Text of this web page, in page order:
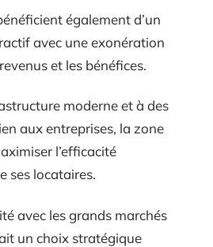
également d’un
avec une exonération
et les bénéfices.
moderne et à des
aux entreprises, la zone
l’efficacité
ses locataires.
avec les grands marchés
un choix stratégique